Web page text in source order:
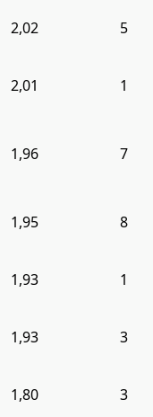
2,02 5
2,01 1
1,96 7
1,95 8
1,93 1
1,93 3
1,80 3